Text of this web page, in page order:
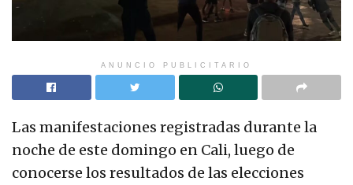
ANUNCIO PUBLICITARIO
Las manifestaciones registradas durante la
noche de este domingo en Cali, luego de
conocerse los resultados de las elecciones